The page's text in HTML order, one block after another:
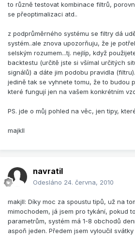
to různě testovat kombinace filtrů,
se přeoptimalizaci atd..
z podprůměrného systému se filtry dá
systém..ale znova upozorňuju, že je
selským rozumem...tj. nejlíp, když
backtestu (určitě jste si všímal určitých
signálů) a dáte jim podobu pravidla
jedině tak se vyhnete tomu, že to budou
které fungují jen na vašem konkrétním
PS. jde o můj pohled na věc, jen tipy,
majkll
navratil
Odesláno 24. června, 2010
makjll: Díky moc za spoustu tipů, už na
mimochodem, já jsem pro tykání, pokud
parametrům, systém má 1-8 obchodů
aspoň jeden. Předem jsem vyloučil